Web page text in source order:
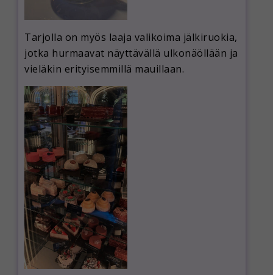
Tarjolla on myös laaja valikoima jälkiruokia,
jotka hurmaavat näyttävällä ulkonäöllään ja
vieläkin erityisemmillä mauillaan.